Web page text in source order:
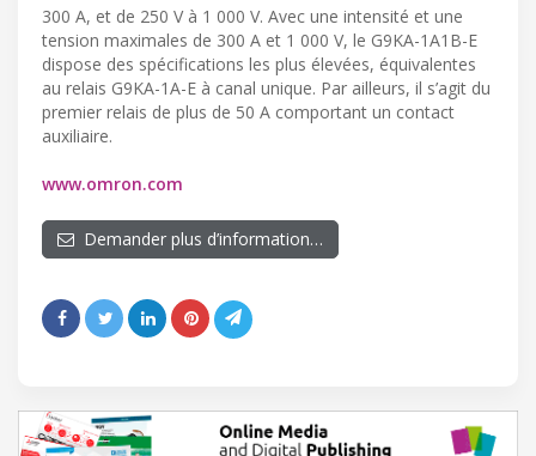
300 A, et de 250 V à 1 000 V. Avec une intensité et une
tension maximales de 300 A et 1 000 V, le G9KA-1A1B-E
dispose des spécifications les plus élevées, équivalentes
au relais G9KA-1A-E à canal unique. Par ailleurs, il s’agit du
premier relais de plus de 50 A comportant un contact
auxiliaire.
www.omron.com
Demander plus d’information…